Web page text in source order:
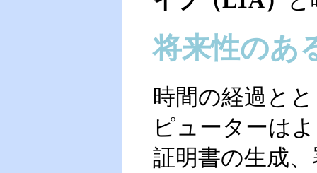
将来性のあ
時間の経過と
ピューターは
証明書の生成